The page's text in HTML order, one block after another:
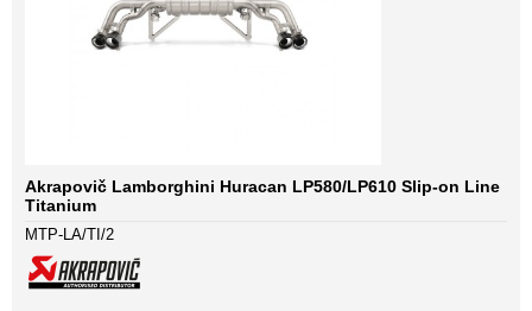
Akrapovič Lamborghini Huracan LP580/LP610 Slip-on Line
Titanium
MTP-LA/TI/2